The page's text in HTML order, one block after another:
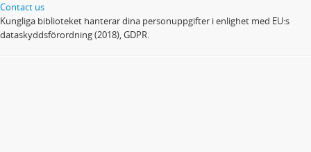
Contact us
Kungliga biblioteket hanterar dina personuppgifter i enlighet med EU:s
dataskyddsförordning (2018), GDPR.